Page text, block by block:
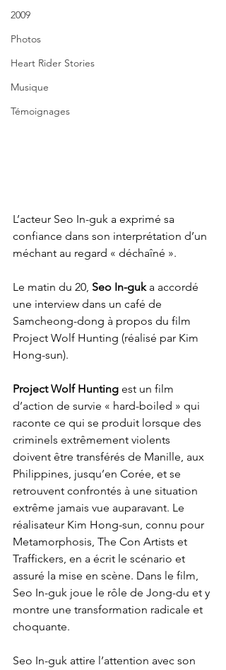
2009
Photos
Heart Rider Stories
Musique
Témoignages
L’acteur Seo In-guk a exprimé sa
confiance dans son interprétation d’un
méchant au regard « déchaîné ».
Le matin du 20, Seo In-guk a accordé
une interview dans un café de
Samcheong-dong à propos du film
Project Wolf Hunting (réalisé par Kim
Hong-sun).
Project Wolf Hunting est un film
d’action de survie « hard-boiled » qui
raconte ce qui se produit lorsque des
criminels extrêmement violents
doivent être transférés de Manille, aux
Philippines, jusqu’en Corée, et se
retrouvent confrontés à une situation
extrême jamais vue auparavant. Le
réalisateur Kim Hong-sun, connu pour
Metamorphosis, The Con Artists et
Traffickers, en a écrit le scénario et
assuré la mise en scène. Dans le film,
Seo In-guk joue le rôle de Jong-du et y
montre une transformation radicale et
choquante.
Seo In-guk attire l’attention avec son